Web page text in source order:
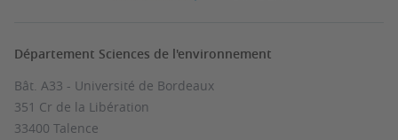
Département Sciences de l'environnement
Bât. A33 - Université de Bordeaux
351 Cr de la Libération
33400 Talence